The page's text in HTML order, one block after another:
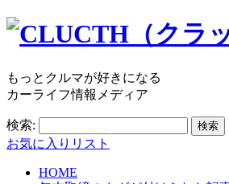
もっとクルマが好きになる
カーライフ情報メディア
検索:
お気に入りリスト
HOME